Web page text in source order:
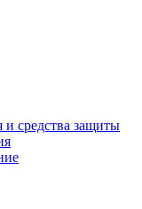
и средства защиты